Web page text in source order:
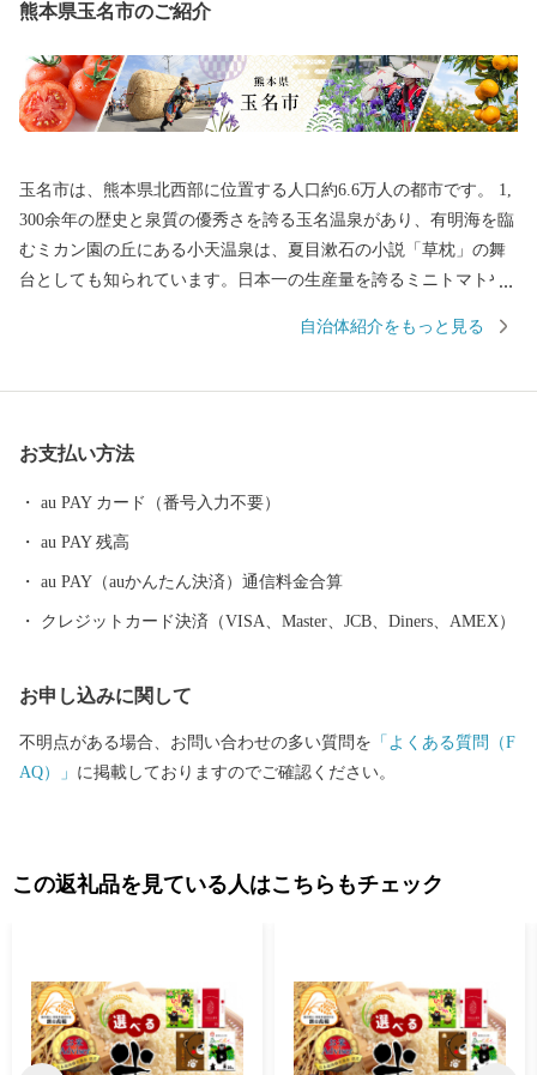
熊本県玉名市のご紹介
玉名市は、熊本県北西部に位置する人口約6.6万人の都市です。 1,
300余年の歴史と泉質の優秀さを誇る玉名温泉があり、有明海を臨
むミカン園の丘にある小天温泉は、夏目漱石の小説「草枕」の舞
台としても知られています。日本一の生産量を誇るミニトマトや
らうため、後世まで伝るために、街は観光地の整備や特産品の開
要：受領書およびワンストップ特例申請書について】 ・受領書お
よびワンストップ特例申請書は、寄附から約１カ月後に発送致し
ます。 ・ワンストップ特例申請書をお急ぎの方は、「玉名市から
名市ふるさと納税事務局 (9:00～18:00、土日祝・年末年始除く) ◇
た返礼品に関する情報（お名前やお届け先等）については、返礼
自治体紹介をもっと見る
お支払い方法
au PAY カード（番号入力不要）
au PAY 残高
au PAY（auかんたん決済）通信料金合算
クレジットカード決済（VISA、Master、JCB、Diners、AMEX）
お申し込みに関して
不明点がある場合、お問い合わせの多い質問を 「よくある質問（F
AQ）」 に掲載しておりますのでご確認ください。
この返礼品を見ている人はこちらもチェック